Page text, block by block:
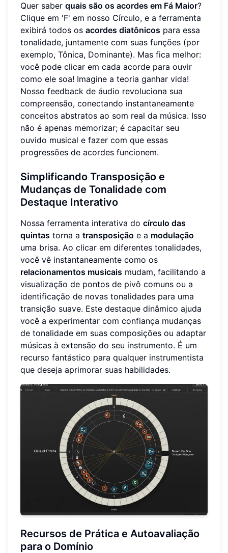
Quer saber quais são os acordes em Fá Maior?
Clique em 'F' em nosso Círculo, e a ferramenta
exibirá todos os acordes diatônicos para essa
tonalidade, juntamente com suas funções (por
exemplo, Tônica, Dominante). Mas fica melhor:
você pode clicar em cada acorde para ouvir
como ele soa! Imagine a teoria ganhar vida!
Nosso feedback de áudio revoluciona sua
compreensão, conectando instantaneamente
conceitos abstratos ao som real da música. Isso
não é apenas memorizar; é capacitar seu
ouvido musical e fazer com que essas
progressões de acordes funcionem.
Simplificando Transposição e
Mudanças de Tonalidade com
Destaque Interativo
Nossa ferramenta interativa do círculo das
quintas torna a transposição e a modulação
uma brisa. Ao clicar em diferentes tonalidades,
você vê instantaneamente como os
relacionamentos musicais mudam, facilitando a
visualização de pontos de pivô comuns ou a
identificação de novas tonalidades para uma
transição suave. Este destaque dinâmico ajuda
você a experimentar com confiança mudanças
de tonalidade em suas composições ou adaptar
músicas à extensão do seu instrumento. É um
recurso fantástico para qualquer instrumentista
que deseja aprimorar suas habilidades.
Recursos de Prática e Autoavaliação
para o Domínio